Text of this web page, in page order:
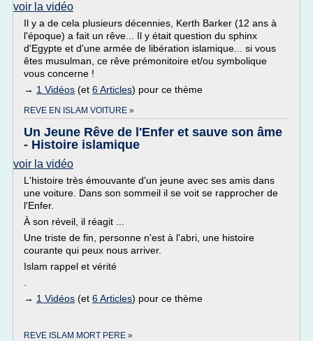
voir la vidéo
Il y a de cela plusieurs décennies, Kerth Barker (12 ans à
l'époque) a fait un rêve... Il y était question du sphinx
d'Egypte et d'une armée de libération islamique... si vous
êtes musulman, ce rêve prémonitoire et/ou symbolique
vous concerne !
→ 1 Vidéos (et 6 Articles) pour ce thème
REVE EN ISLAM VOITURE »
Un Jeune Rêve de l'Enfer et sauve son âme
- Histoire islamique
voir la vidéo
L'histoire très émouvante d'un jeune avec ses amis dans
une voiture. Dans son sommeil il se voit se rapprocher de
l'Enfer.
À son réveil, il réagit ...
Une triste de fin, personne n'est à l'abri, une histoire
courante qui peux nous arriver.
Islam rappel et vérité
→ 1 Vidéos (et 6 Articles) pour ce thème
REVE ISLAM MORT PERE »